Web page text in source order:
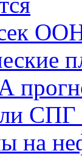
ООН
СПГ
на